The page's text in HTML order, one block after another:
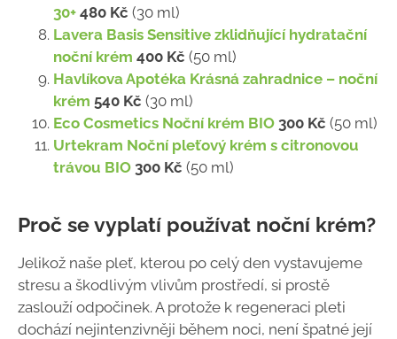
30+ 480 Kč (30 ml)
Lavera Basis Sensitive zklidňující hydratační
noční krém 400 Kč (50 ml)
Havlíkova Apotéka Krásná zahradnice – noční
krém 540 Kč (30 ml)
Eco Cosmetics Noční krém BIO 300 Kč (50 ml)
Urtekram Noční pleťový krém s citronovou
trávou BIO 300 Kč (50 ml)
Proč se vyplatí používat noční krém?
Jelikož naše pleť, kterou po celý den vystavujeme
stresu a škodlivým vlivům prostředí, si prostě
zaslouží odpočinek. A protože k regeneraci pleti
dochází nejintenzivněji během noci, není špatné její